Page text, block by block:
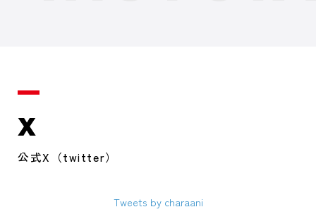
X
公式X（twitter）
Tweets by charaani